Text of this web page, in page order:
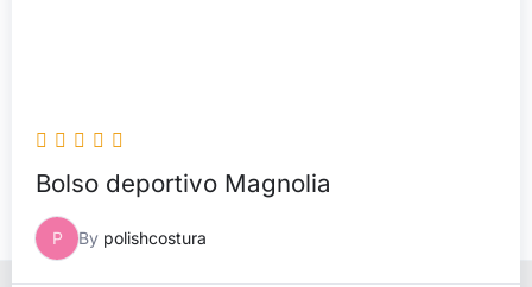
Bolso deportivo Magnolia
P By polishcostura